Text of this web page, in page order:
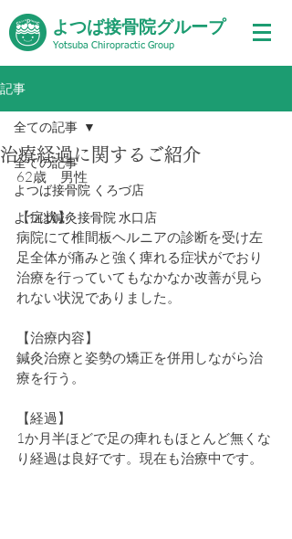
よつば接骨院グループ
Yotsuba Chiropractic Group
記事
全ての記事
よつば接骨院 くろづ店
よつば鍼灸接骨院 水口店
全ての記事
治療経過に関するご紹介
62歳　男性
【症状】
病院にて椎間板ヘルニアの診断を受け左
足全体が痛みと強く痺れる症状がでおり
治療を行っていてもなかなか改善が見ら
れない状況でありました。
【治療内容】
鍼灸治療と姿勢の矯正を併用しながら治
療を行う。
【経過】
1か月半ほどで足の痺れもほとんど無くな
り経過は良好です。現在も治療中です。